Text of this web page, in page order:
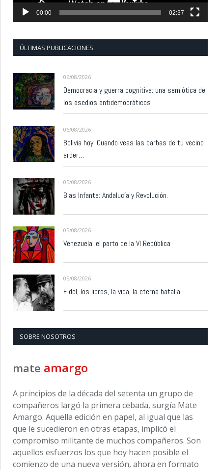
00:00 02:37
ÚLTIMAS PUBLICACIONES
06/08/2026
Democracia y guerra cognitiva: una semiótica de
los asedios antidemocráticos
06/08/2026
Bolivia hoy: Cuando veas las barbas de tu vecino
arder…
05/08/2026
Blas Infante: Andalucía y Revolución.
05/08/2026
Venezuela: el parto de la VI República
05/08/2026
Fidel, los libros, la vida, la eterna batalla
SOBRE NOSOTROS
mate amargo
A principios de la década del setenta un grupo de
compañeros largó la primera cebada, surgía Mate
Amargo. Aquella edición en papel, al igual que las
que le sucedieron en otras etapas, implicó el
compromiso militante de muchos compañeros. Son
aquellos esfuerzos los que hoy hacen posible el
comienzo de una nueva versión, ahora en formato